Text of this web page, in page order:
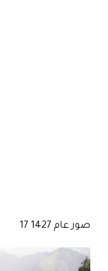
صور عام 1427 17